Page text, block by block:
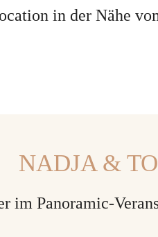
in der Nähe
NADJA &
im Panoramic-